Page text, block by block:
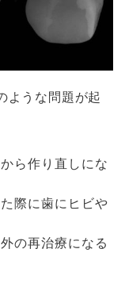
ような問題が起
ら作り直しにな
際に歯にヒビや
の再治療になる